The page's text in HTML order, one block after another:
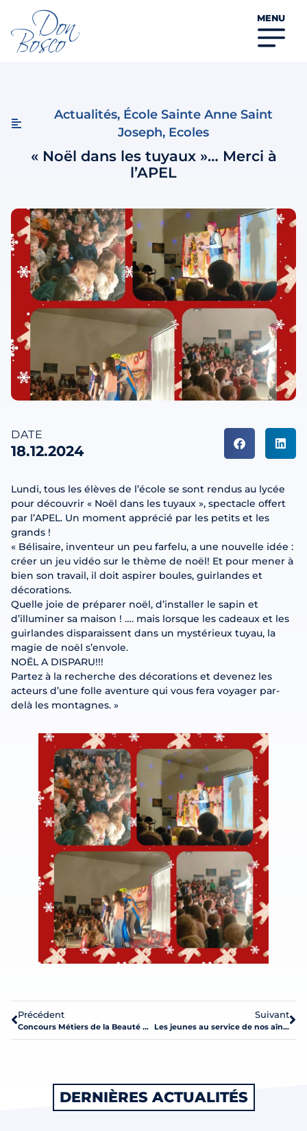
MENU
Actualités, École Sainte Anne Saint
Joseph, Ecoles
« Noël dans les tuyaux »… Merci à
l’APEL
DATE
18.12.2024
Lundi, tous les élèves de l’école se sont rendus au lycée
pour découvrir « Noël dans les tuyaux », spectacle offert
par l’APEL. Un moment apprécié par les petits et les
grands !
« Bélisaire, inventeur un peu farfelu, a une nouvelle idée :
créer un jeu vidéo sur le thème de noël! Et pour mener à
bien son travail, il doit aspirer boules, guirlandes et
décorations.
Quelle joie de préparer noël, d’installer le sapin et
d’illuminer sa maison ! …. mais lorsque les cadeaux et les
guirlandes disparaissent dans un mystérieux tuyau, la
magie de noël s’envole.
NOËL A DISPARU!!!
Partez à la recherche des décorations et devenez les
acteurs d’une folle aventure qui vous fera voyager par-
delà les montagnes. »
Précédent
Concours Métiers de la Beauté et du Bien-Être
Suivant
Les jeunes au service de nos aînés
DERNIÈRES ACTUALITÉS